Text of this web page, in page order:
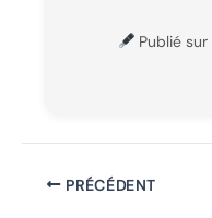
Publié sur
PRÉCÉDENT